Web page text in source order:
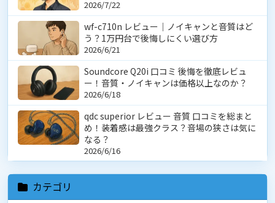
2026/7/22
wf-c710n レビュー｜ノイキャンと音質はど
う？1万円台で後悔しにくい選び方
2026/6/21
Soundcore Q20i 口コミ 後悔を徹底レビュ
ー！音質・ノイキャンは価格以上なのか？
2026/6/18
qdc superior レビュー 音質 口コミを総まと
め！装着感は最強クラス？音場の狭さは気に
なる？
2026/6/16
カテゴリ